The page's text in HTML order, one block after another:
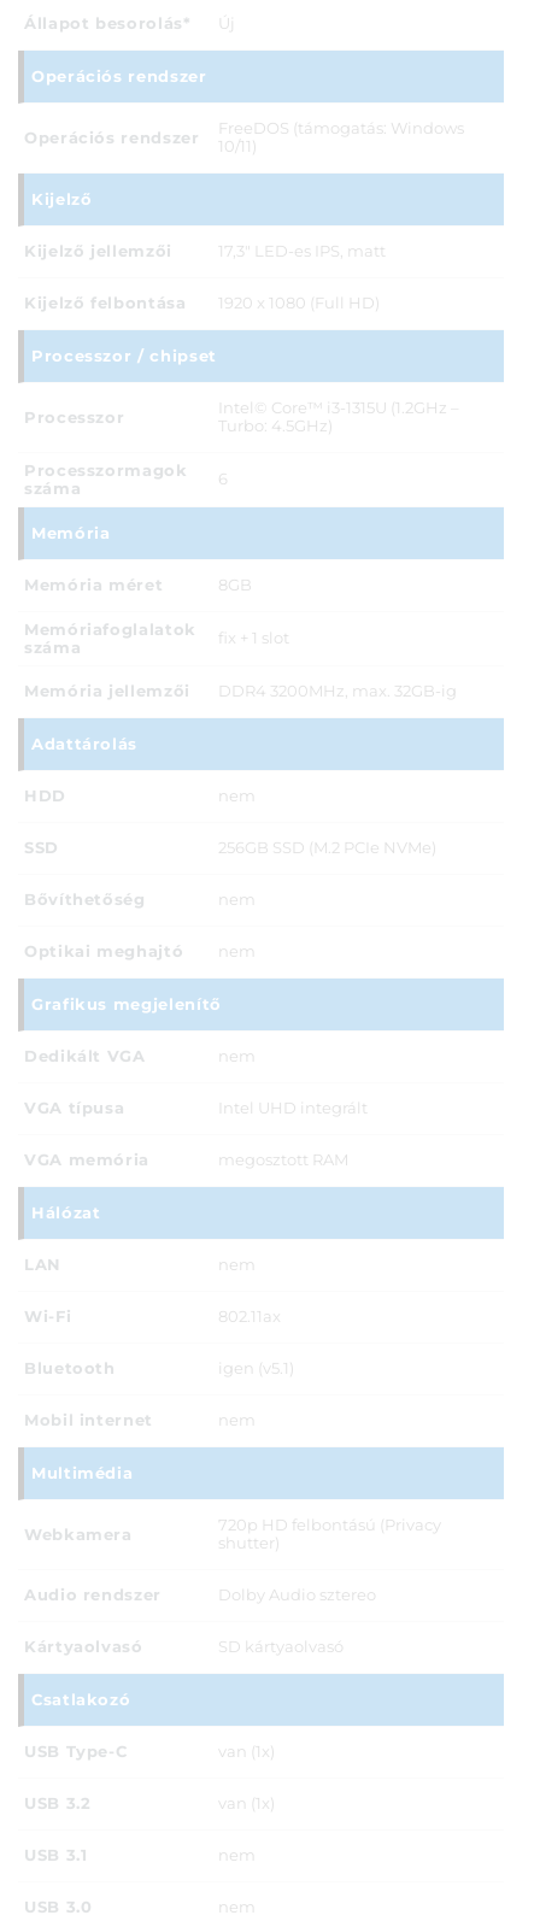
Állapot besorolás* Új
Operációs rendszer
Operációs rendszer
FreeDOS (támogatás: Windows
10/11)
Kijelző
Kijelző jellemzői 17,3" LED-es IPS, matt
Kijelző felbontása 1920 x 1080 (Full HD)
Processzor / chipset
Processzor
Intel© Core™ i3-1315U (1.2GHz –
Turbo: 4.5GHz)
Processzormagok
száma
6
Memória
Memória méret 8GB
Memóriafoglalatok
száma
fix + 1 slot
Memória jellemzői DDR4 3200MHz, max. 32GB-ig
Adattárolás
HDD nem
SSD 256GB SSD (M.2 PCIe NVMe)
Bővíthetőség nem
Optikai meghajtó nem
Grafikus megjelenítő
Dedikált VGA nem
VGA típusa Intel UHD integrált
VGA memória megosztott RAM
Hálózat
LAN nem
Wi-Fi 802.11ax
Bluetooth igen (v5.1)
Mobil internet nem
Multimédia
Webkamera
720p HD felbontású (Privacy
shutter)
Audio rendszer Dolby Audio sztereo
Kártyaolvasó SD kártyaolvasó
Csatlakozó
USB Type-C van (1x)
USB 3.2 van (1x)
USB 3.1 nem
USB 3.0 nem